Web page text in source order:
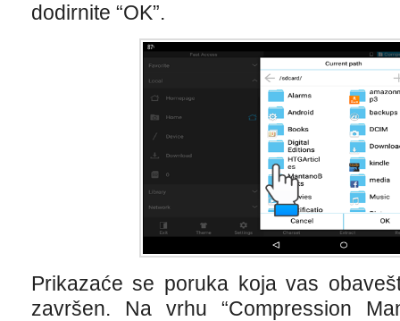
dodirnite “OK”.
Prikazaće se poruka koja vas
završen. Na vrhu “Compression